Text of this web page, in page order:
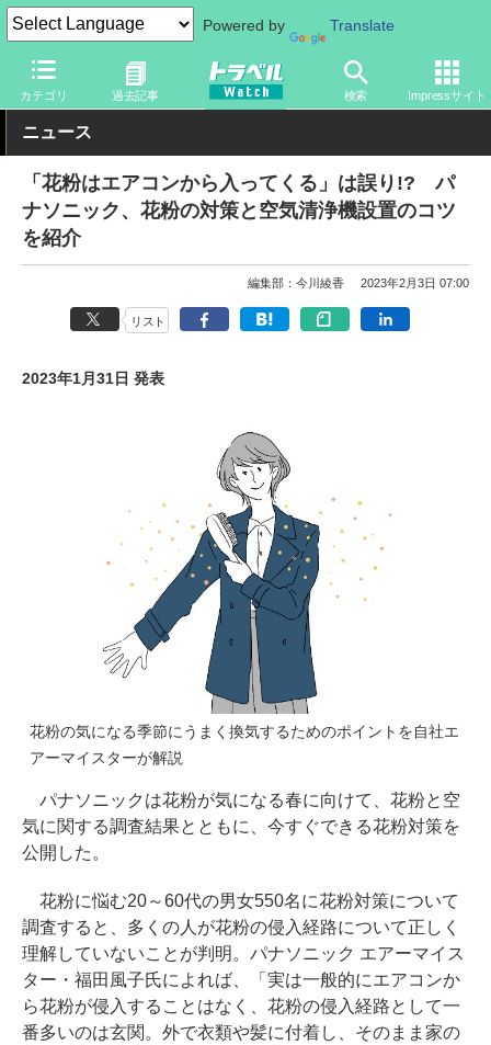
Powered by Translate
カテゴリ 過去記事 検索 Impressサイト
トラベル Watch 旅の情報 書籍・Web ランキング・統計調査
ニュース
「花粉はエアコンから入ってくる」は誤り!? パ
ナソニック、花粉の対策と空気清浄機設置のコツ
を紹介
編集部：今川綾香 2023年2月3日 07:00
リスト
2023年1月31日 発表
花粉の気になる季節にうまく換気するためのポイントを自社エ
アーマイスターが解説
パナソニックは花粉が気になる春に向けて、花粉と空
気に関する調査結果とともに、今すぐできる花粉対策を
公開した。
花粉に悩む20～60代の男女550名に花粉対策について
調査すると、多くの人が花粉の侵入経路について正しく
理解していないことが判明。パナソニック エアーマイス
ター・福田風子氏によれば、「実は一般的にエアコンか
ら花粉が侵入することはなく、花粉の侵入経路として一
番多いのは玄関。外で衣類や髪に付着し、そのまま家の